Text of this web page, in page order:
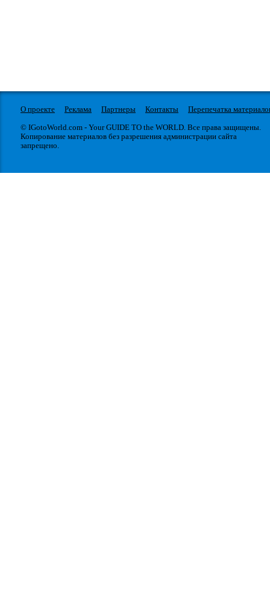
О проекте Реклама Партнеры Контакты
Перепечатка
© IGotoWorld.com - Your GUIDE TO the WORLD. Все права защищены.
Копирование материалов без разрешения администрации сайта
запрещено.